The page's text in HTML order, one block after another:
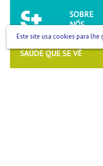
SOBRE
NÓS
SAÚDE QUE SE VÊ
Este site usa cookies para